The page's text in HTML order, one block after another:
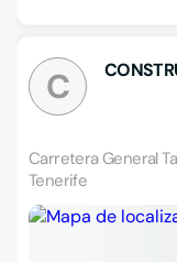
C
Carretera General
Tenerife